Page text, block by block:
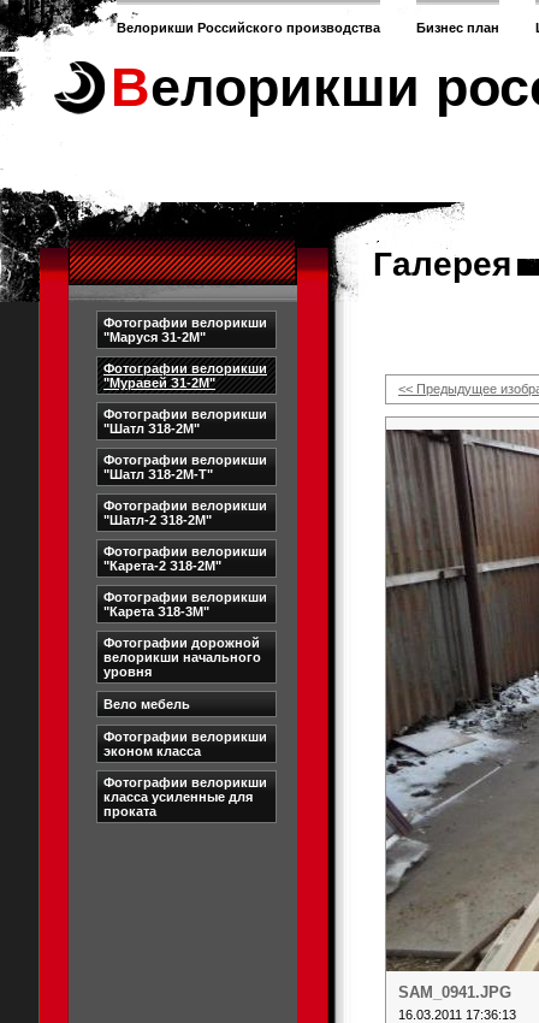
Велорикши Российского производства Бизнес план
Велорикши
Фотографии велорикши
"Маруся З1-2М"
Фотографии велорикши
"Муравей З1-2М"
Фотографии велорикши
"Шатл З18-2М"
Фотографии велорикши
"Шатл З18-2М-Т"
Фотографии велорикши
"Шатл-2 З18-2М"
Фотографии велорикши
"Карета-2 З18-2М"
Фотографии велорикши
"Карета З18-3М"
Фотографии дорожной
велорикши начального
уровня
Вело мебель
Фотографии велорикши
эконом класса
Фотографии велорикши
класса усиленные для
проката
Галерея
<< Предыдущее
SAM_0941.JPG
16.03.2011 17:36:13